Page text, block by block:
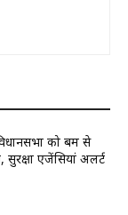
को बम से
एजेंसियां अलर्ट